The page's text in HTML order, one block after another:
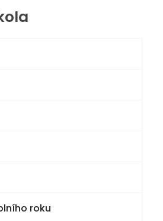
roku